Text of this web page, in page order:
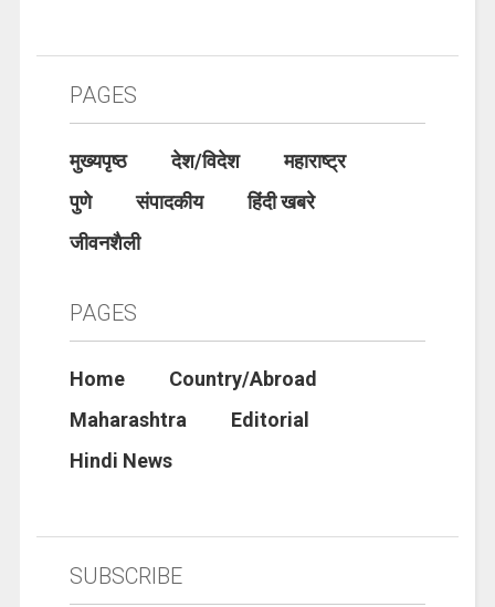
PAGES
मुख्यपृष्ठ देश/विदेश
महाराष्ट्र
पुणे
संपादकीय
हिंदी खबरे
जीवनशैली
PAGES
Home
Country/Abroad
Maharashtra
Editorial
Hindi News
SUBSCRIBE